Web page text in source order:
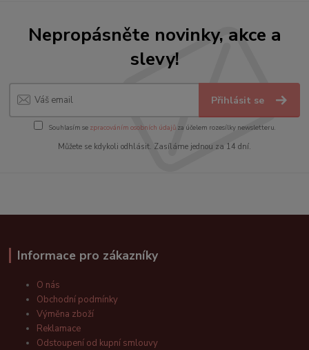
Nepropásněte novinky, akce a
slevy!
Přihlásit se
Souhlasím se zpracováním osobních údajůza účelem rozesílky newsletteru.
Můžete se kdykoli odhlásit. Zasíláme jednou za 14 dní.
Informace pro zákazníky
O nás
Obchodní podmínky
Výměna zboží
Reklamace
Odstoupení od kupní smlouvy